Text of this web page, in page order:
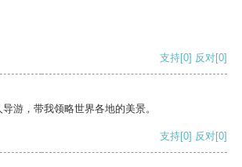
支持[0] 反对[0]
游，带我领略世界各地的美景。
支持[0] 反对[0]